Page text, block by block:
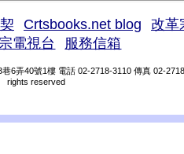
Crtsbooks.net blog
改革
電視台 服務信箱
6弄40號1樓 電話 02-2718-3110 傳真 02-
rights reserved